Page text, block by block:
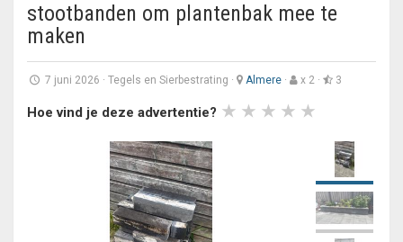
stootbanden om plantenbak mee te
maken
7 juni 2026 · Tegels en Sierbestrating · Almere· x 2 · 3
Hoe vind je deze advertentie?